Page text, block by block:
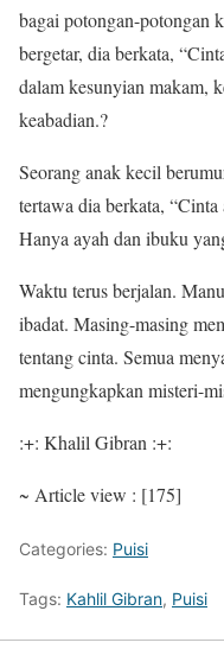
bagai potongan-potongan
bergetar, dia berkata,
dalam kesunyian makam,
keabadian.?
Seorang anak kecil
tertawa dia berkata,
Hanya ayah dan ibuku
Waktu terus berjalan.
ibadat. Masing-masing
tentang cinta. Semua
mengungkapkan misteri-
:+: Khalil Gibran :+:
~ Article view : [175]
Categories: Puisi
Tags: Kahlil Gibran, Puisi